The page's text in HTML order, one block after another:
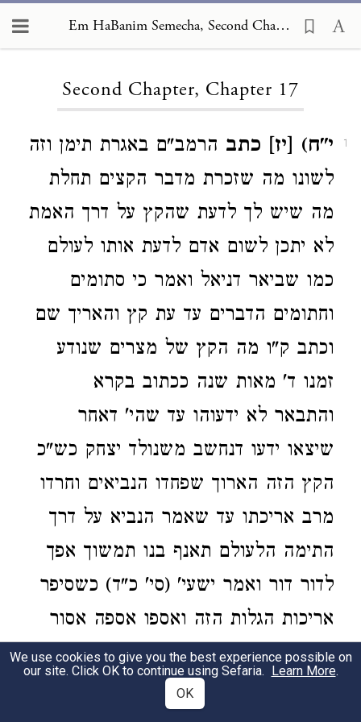
Em HaBanim Semecha, Second Chapter 17
Second Chapter, Chapter 17
1 י"ח) [יז] כתב הרמב"ם באגרת תימן וזה
לשונו מה שזכרת מדבר הקצים תחלת
מה שיש לך לדעת שהקץ על דרך האמת
לא יתכן לשום אדם לדעת אותו לעולם
כמו שביאר דניאל ואמר כי סתומים
וחתומים הדברים עד עת קץ והאריך שם
וכתב ק"ו מה הקץ של מצרים שנודע
זמנו ד' מאות שנה ככתוב בקרא
והתבאר לא ידעוהו עד שהי' דאחר
שיצאו ידעו דנחשב משנולד יצחק כש"כ
הקץ הזה הארוך שפחדו הנביאים וחרדו
מרב אריכתו עד שאמר הנביא על דרך
התימה הלעולם תאנף בנו תמשוך אפך
לדור דור ואמר ישעי' (סי' כ"ד) כשסיפר
אריכות הגלות הזה ואספו אספה אסור
על דור וסגרו על מסגר ומרב ימים ופקדו
ובאר לנו דניאל עמק ידיעות הקץ והיותו
We use cookies to give you the best experience possible on
our site. Click OK to continue using Sefaria. Learn More.
OK